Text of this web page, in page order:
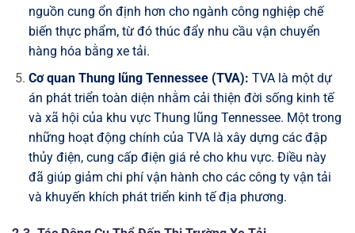
nguồn cung ổn định hơn cho ngành công nghiệp chế
biến thực phẩm, từ đó thúc đẩy nhu cầu vận chuyển
hàng hóa bằng xe tải.
Cơ quan Thung lũng Tennessee (TVA): TVA là một dự
án phát triển toàn diện nhằm cải thiện đời sống kinh tế
và xã hội của khu vực Thung lũng Tennessee. Một trong
những hoạt động chính của TVA là xây dựng các đập
thủy điện, cung cấp điện giá rẻ cho khu vực. Điều này
đã giúp giảm chi phí vận hành cho các công ty vận tải
và khuyến khích phát triển kinh tế địa phương.